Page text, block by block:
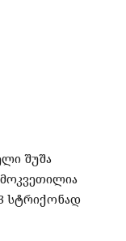
შუშა
სტრიქონად